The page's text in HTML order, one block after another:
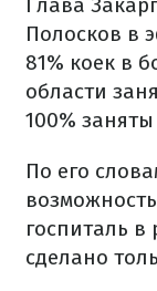
Глава
Полосков в
81% коек в
области
100%
По его
госпиталь в
сделано